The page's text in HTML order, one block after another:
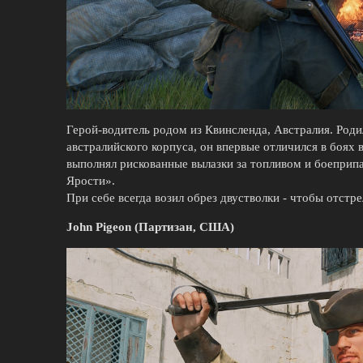
Герой-водитель родом из Квинсленда, Австралия.
австралийского корпуса, он впервые отличился в
выполнял рискованные вылазки за топливом и
Ярости».
При себе всегда возил обрез двустволки - чтобы
John Pigeon (Партизан, США)